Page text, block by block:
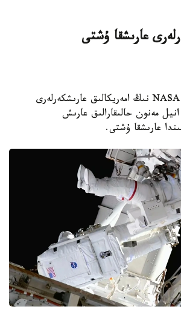
استانا. قازاقپارات - NASA نىڭ امەريكالىق عارىشكەرلەرى
مەنون حالىقارالىق عارىش
عارىشقا ۇشتى.